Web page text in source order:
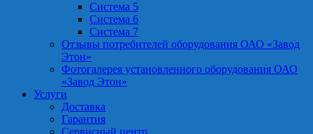
Система 5
Система 6
Система 7
Отзывы потребителей оборудования ОАО «Завод
Этон»
Фотогалерея установленного оборудования ОАО
«Завод Этон»
Услуги
Доставка
Гарантия
Сервисный центр